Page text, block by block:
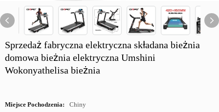
Sprzedaż fabryczna elektryczna składana bieżnia
domowa bieżnia elektryczna Umshini
Wokonyathelisa bieżnia
Miejsce Pochodzenia: Chiny